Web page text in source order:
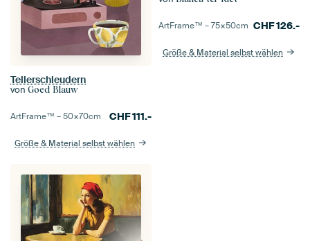
Tellerschleudern
von Goed Blauw
ArtFrame™ –50×70cm CHF111.-
Größe & Material selbst wählen
ArtFrame™ –75×50cm CHF126.-
Größe & Material selbst wählen